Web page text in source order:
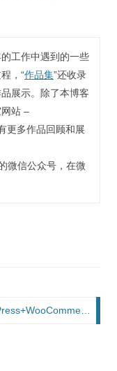
工作中遇到的一些
，“作品集”还收录
展示。除了本博客
站 –
更多作品回顾和展
微信公众号，在微
WordPress+WooCommerce保险网站案例，我能把WooCommerce定制到什么程度